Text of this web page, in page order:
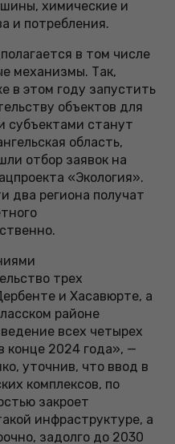
химические и
и потребления.
в том числе
механизмы. Так,
в этом году запустить
объектов для
субъектами станут
область,
отбор заявок на
«Экология».
два региона получат
трех
и Хасавюрте, а
районе
всех четырех
конце 2024 года», —
уточнив, что ввод в
комплексов, по
закроет
инфраструктуре, а
задолго до 2030